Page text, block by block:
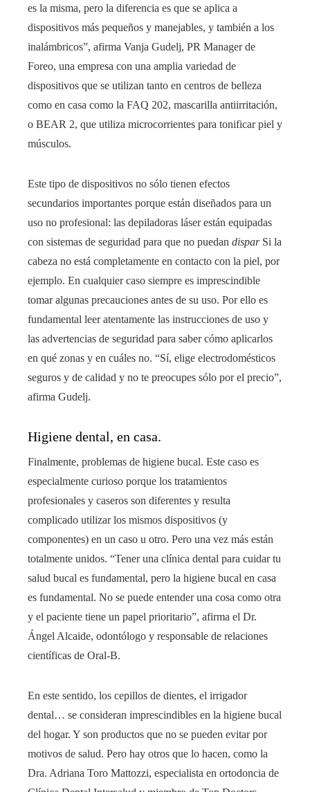
es la misma, pero la diferencia es que se aplica a
dispositivos más pequeños y manejables, y también a los
inalámbricos”, afirma Vanja Gudelj, PR Manager de
Foreo, una empresa con una amplia variedad de
dispositivos que se utilizan tanto en centros de belleza
como en casa como la FAQ 202, mascarilla antiirritación,
o BEAR 2, que utiliza microcorrientes para tonificar piel y
músculos.
Este tipo de dispositivos no sólo tienen efectos
secundarios importantes porque están diseñados para un
uso no profesional: las depiladoras láser están equipadas
con sistemas de seguridad para que no puedan disparSi la
cabeza no está completamente en contacto con la piel, por
ejemplo. En cualquier caso siempre es imprescindible
tomar algunas precauciones antes de su uso. Por ello es
fundamental leer atentamente las instrucciones de uso y
las advertencias de seguridad para saber cómo aplicarlos
en qué zonas y en cuáles no. “Sí, elige electrodomésticos
seguros y de calidad y no te preocupes sólo por el precio”,
afirma Gudelj.
Higiene dental, en casa.
Finalmente, problemas de higiene bucal. Este caso es
especialmente curioso porque los tratamientos
profesionales y caseros son diferentes y resulta
complicado utilizar los mismos dispositivos (y
componentes) en un caso u otro. Pero una vez más están
totalmente unidos. “Tener una clínica dental para cuidar tu
salud bucal es fundamental, pero la higiene bucal en casa
es fundamental. No se puede entender una cosa como otra
y el paciente tiene un papel prioritario”, afirma el Dr.
Ángel Alcaide, odontólogo y responsable de relaciones
científicas de Oral-B.
En este sentido, los cepillos de dientes, el irrigador
dental… se consideran imprescindibles en la higiene bucal
del hogar. Y son productos que no se pueden evitar por
motivos de salud. Pero hay otros que lo hacen, como la
Dra. Adriana Toro Mattozzi, especialista en ortodoncia de